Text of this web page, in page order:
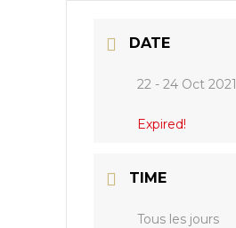
DATE
22 - 24 Oct 2021
Expired!
TIME
Tous les jours